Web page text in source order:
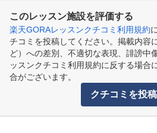
このレッスン施設を評価する
楽天GORAレッスンクチコミ利用規約
チコミを投稿してください。掲載内容
ど）への差別、不適切な表現、誹謗中
ッスンクチコミ利用規約に反する場合
合がございます。
クチコミを投